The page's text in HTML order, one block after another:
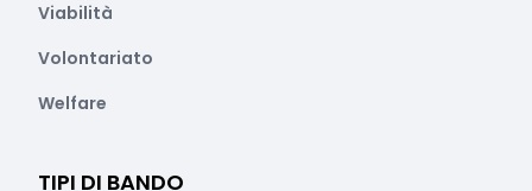
Viabilità
Volontariato
Welfare
TIPI DI BANDO